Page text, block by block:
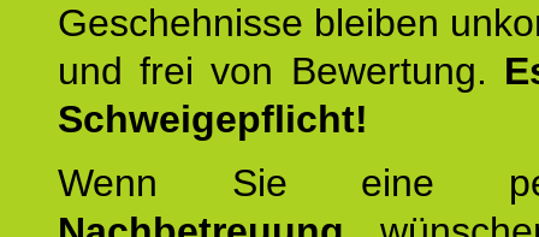
Geschehnisse bleiben
und frei von Bewertung.
Schweigepflicht!
Wenn Sie eine